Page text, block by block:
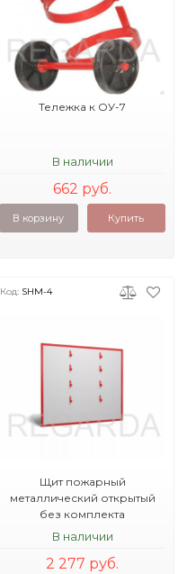
Тележка к ОУ-7
В наличии
662 руб.
В корзину Купить
Код: SHM-4
Щит пожарный
металлический открытый
без комплекта
1250х800х10
В наличии
2 277 руб.